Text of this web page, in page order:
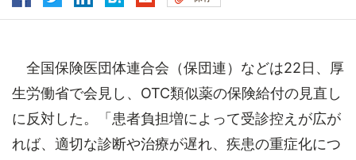
全国保険医団体連合会（保団連）などは22日、厚
生労働省で会見し、OTC類似薬の保険給付の見直し
に反対した。「患者負担増によって受診控えが広が
れば、適切な診断や治療が遅れ、疾患の重症化につ